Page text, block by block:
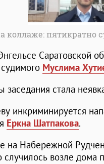
коллаже: пятикратно
Саратовской
Муслима
стала
инкриминируется
Еркна Шатпакова.
на Набережной
случилось возле дома